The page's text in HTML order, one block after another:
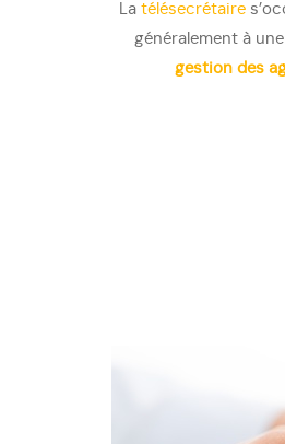
La télésecrétaire
généralement à
gestion des